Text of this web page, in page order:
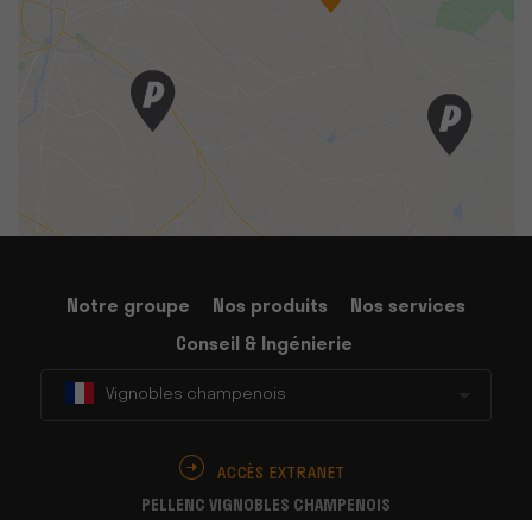
Notre groupe Nos produits
Nos services
Conseil & Ingénierie
Vignobles champenois
ACCÈS EXTRANET
PELLENC VIGNOBLES CHAMPENOIS